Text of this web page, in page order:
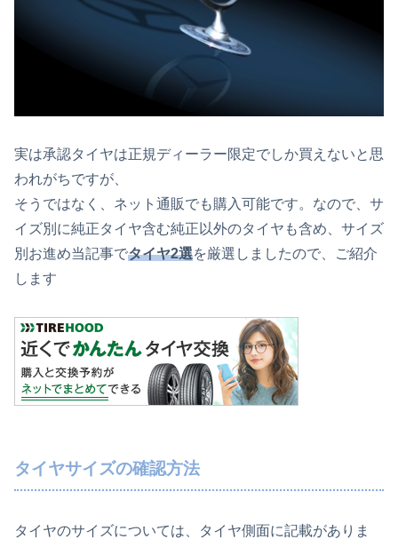
実は承認タイヤは正規ディーラー限定でしか買えないと思
われがちですが、
そうではなく、ネット通販でも購入可能です。なので、サ
イズ別に純正タイヤ含む純正以外のタイヤも含め、サイズ
別お進め当記事でタイヤ2選を厳選しましたので、ご紹介
します
タイヤサイズの確認方法
タイヤのサイズについては、タイヤ側面に記載がありま